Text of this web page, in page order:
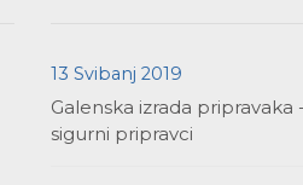
13 Svibanj 2019
Galenska izrada pripravaka
sigurni pripravci